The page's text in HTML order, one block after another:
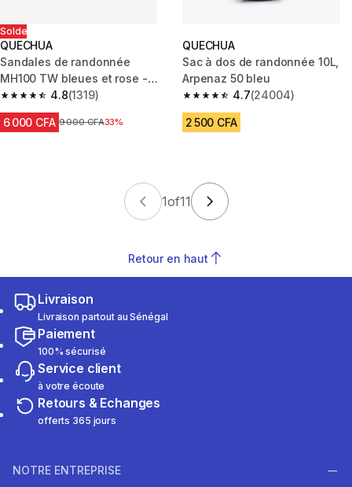
Solde
QUECHUA
Sandales de randonnée
MH100 TW bleues et rose -
enfant - 32 AU 37
4.8
4.8 out of 5 stars from 1319 reviews
(1319)
6 000 CFA Prix avant réduction
9 000 CFA33%
QUECHUA
Sac à dos de randonnée 10L,
Arpenaz 50 bleu
4.7
4.7 out of 5 stars from 24004
(24004)
2 500 CFA
1of11
Retour en haut
Livraison
Livraison partout au Sénégal
Paiement
100% sécurisé
Service client
à votre écoute
Retours & Echanges
offerts 365 jours
NOTRE ENTREPRISE